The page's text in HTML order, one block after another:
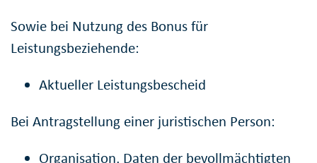
Sowie bei Nutzung des Bonus für
Leistungsbeziehende:
Aktueller Leistungsbescheid
Bei Antragstellung einer juristischen Person:
Organisation, Daten der bevollmächtigten